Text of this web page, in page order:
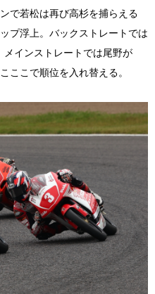
で若松は再び高杉を捕らえる
プ浮上。バックストレートでは
インストレートでは尾野が
ここで順位を入れ替える。